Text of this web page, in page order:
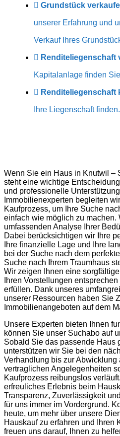
Grundstück
unserer Erfahrung und
Verkauf Ihres
Renditeliegenschaft
Kapitalanlage finden
Renditeliegenschaft
Ihre Liegenschaft finden.
Wenn Sie ein Haus in Knutwil –
steht eine wichtige
und professionelle
Immobilienexperten begleiten
Kaufprozess, um Ihre Suche
einfach wie möglich zu machen.
umfassenden Analyse Ihrer
Dabei berücksichtigen wir Ihre
Ihre finanzielle Lage und Ihre
bei der Suche nach dem
Suche nach Ihrem Traumhaus
Wir zeigen Ihnen eine
Ihren Vorstellungen
erfüllen. Dank unseres
unserer Ressourcen haben Sie
Immobilienangeboten auf dem
Unsere Experten bieten Ihnen
können Sie unser Suchabo auf
Sobald Sie das passende Haus
unterstützen wir Sie bei den
Verhandlung bis zur Abwicklung
vertraglichen Angelegenheiten
Kaufprozess reibungslos
erfreuliches Erlebnis beim
Transparenz, Zuverlässigkeit
für uns immer im Vordergrund.
heute, um mehr über unsere
Hauskauf zu erfahren und Ihren
freuen uns darauf, Ihnen zu